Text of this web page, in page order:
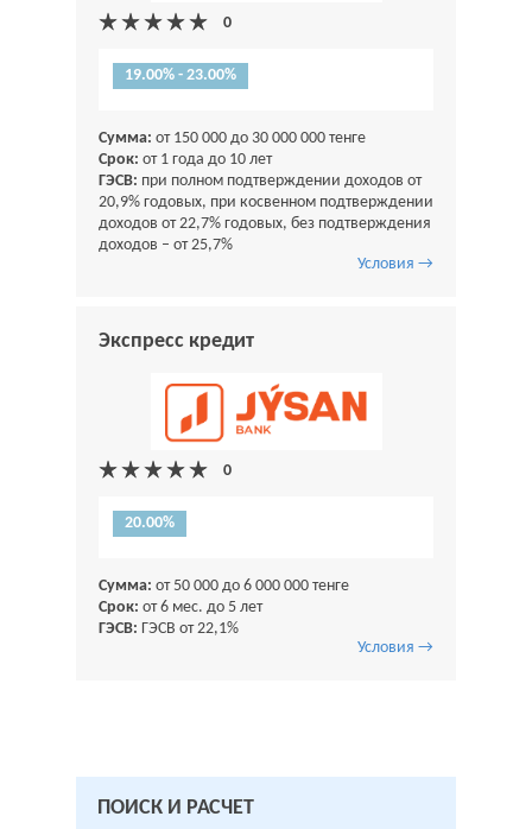
19.00% - 23.00%
Сумма: от 150 000 до 30 000 000 тенге
Срок: от 1 года до 10 лет
ГЭСВ: при полном подтверждении доходов от
20,9% годовых, при косвенном подтверждении
доходов от 22,7% годовых, без подтверждения
доходов – от 25,7%
Условия →
Экспресс кредит
20.00%
Сумма: от 50 000 до 6 000 000 тенге
Срок: от 6 мес. до 5 лет
ГЭСВ: ГЭСВ от 22,1%
Условия →
ПОИСК И РАСЧЕТ